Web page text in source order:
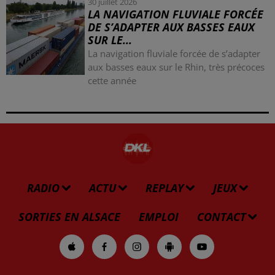
LA NAVIGATION FLUVIALE FORCÉE
DE S’ADAPTER AUX BASSES EAUX
SUR LE...
La navigation fluviale forcée de s’adapter
aux basses eaux sur le Rhin, très précoces
cette année
RADIO ACTU REPLAY
JEUX
SORTIES EN ALSACE
EMPLOI CONTACT